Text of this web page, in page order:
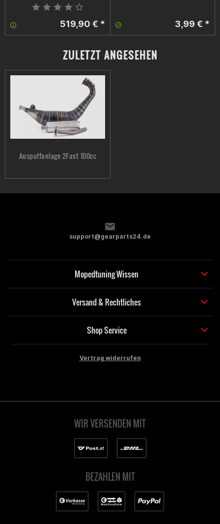
519,90 € * 3,99 € *
ZULETZT ANGESEHEN
Auspuffanlage 2Fast 100cc
support@gearparts24.de
Mopedtuning Wissen
Versand & Rechtliches
Shop Service
Vertrag widerrufen
WIR VERSENDEN MIT
BEZAHLEN MIT